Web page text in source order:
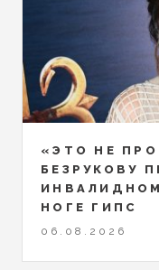
«ЭТО НЕ
БЕЗРУКОВУ
НОГЕ ГИПС
06.08.2026